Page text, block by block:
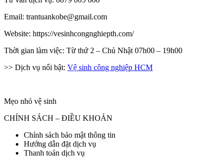
Email: trantuankobe@gmail.com
Website: https://vesinhcongnghiepth.com/
Thời gian làm việc: Từ thứ 2 – Chủ Nhật 07h00 – 19h00
>> Dịch vụ nổi bật: Vệ sinh công nghiệp HCM
Mẹo nhỏ vệ sinh
CHÍNH SÁCH – ĐIỀU KHOẢN
Chính sách bảo mật thông tin
Hướng dẫn đặt dịch vụ
Thanh toán dịch vụ